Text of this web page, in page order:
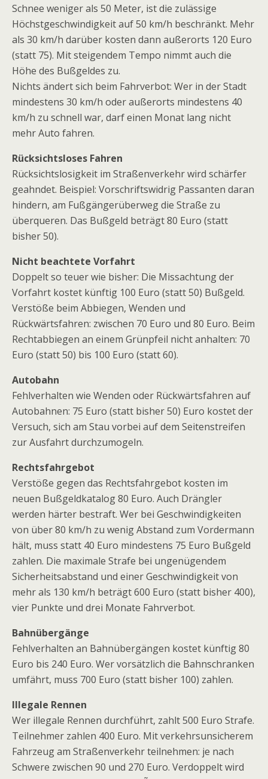
Schnee weniger als 50 Meter, ist die zulässige
Höchstgeschwindigkeit auf 50 km/h beschränkt. Mehr
als 30 km/h darüber kosten dann außerorts 120 Euro
(statt 75). Mit steigendem Tempo nimmt auch die
Höhe des Bußgeldes zu.
Nichts ändert sich beim Fahrverbot: Wer in der Stadt
mindestens 30 km/h oder außerorts mindestens 40
km/h zu schnell war, darf einen Monat lang nicht
mehr Auto fahren.
Rücksichtsloses Fahren
Rücksichtslosigkeit im Straßenverkehr wird schärfer
geahndet. Beispiel: Vorschriftswidrig Passanten daran
hindern, am Fußgängerüberweg die Straße zu
überqueren. Das Bußgeld beträgt 80 Euro (statt
bisher 50).
Nicht beachtete Vorfahrt
Doppelt so teuer wie bisher: Die Missachtung der
Vorfahrt kostet künftig 100 Euro (statt 50) Bußgeld.
Verstöße beim Abbiegen, Wenden und
Rückwärtsfahren: zwischen 70 Euro und 80 Euro. Beim
Rechtabbiegen an einem Grünpfeil nicht anhalten: 70
Euro (statt 50) bis 100 Euro (statt 60).
Autobahn
Fehlverhalten wie Wenden oder Rückwärtsfahren auf
Autobahnen: 75 Euro (statt bisher 50) Euro kostet der
Versuch, sich am Stau vorbei auf dem Seitenstreifen
zur Ausfahrt durchzumogeln.
Rechtsfahrgebot
Verstöße gegen das Rechtsfahrgebot kosten im
neuen Bußgeldkatalog 80 Euro. Auch Drängler
werden härter bestraft. Wer bei Geschwindigkeiten
von über 80 km/h zu wenig Abstand zum Vordermann
hält, muss statt 40 Euro mindestens 75 Euro Bußgeld
zahlen. Die maximale Strafe bei ungenügendem
Sicherheitsabstand und einer Geschwindigkeit von
mehr als 130 km/h beträgt 600 Euro (statt bisher 400),
vier Punkte und drei Monate Fahrverbot.
Bahnübergänge
Fehlverhalten an Bahnübergängen kostet künftig 80
Euro bis 240 Euro. Wer vorsätzlich die Bahnschranken
umfährt, muss 700 Euro (statt bisher 100) zahlen.
Illegale Rennen
Wer illegale Rennen durchführt, zahlt 500 Euro Strafe.
Teilnehmer zahlen 400 Euro. Mit verkehrsunsicherem
Fahrzeug am Straßenverkehr teilnehmen: je nach
Schwere zwischen 90 und 270 Euro. Verdoppelt wird